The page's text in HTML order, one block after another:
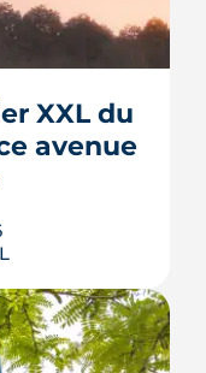
de
livrer
de
contraint
et
tendu.
XXL du
avenue